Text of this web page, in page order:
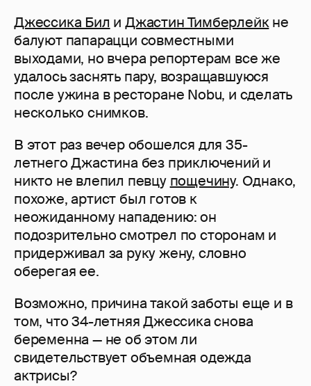
Джессика Бил иДжастин Тимберлейкне
балуют папарацци совместными
выходами, но вчера репортерам все же
удалось заснять пару, возращавшуюся
после ужина в ресторане Nobu, и сделать
несколько снимков.
В этот раз вечер обошелся для 35-
летнего Джастина без приключений и
никто не влепил певцу пощечину. Однако,
похоже, артист был готов к
неожиданному нападению: он
подозрительно смотрел по сторонам и
придерживал за руку жену, словно
оберегая ее.
Возможно, причина такой заботы еще и в
том, что 34-летняя Джессика снова
беременна — не об этом ли
свидетельствует объемная одежда
актрисы?